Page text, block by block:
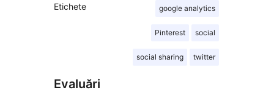
Etichete google analytics
Pinterest social
social sharing twitter
Evaluări